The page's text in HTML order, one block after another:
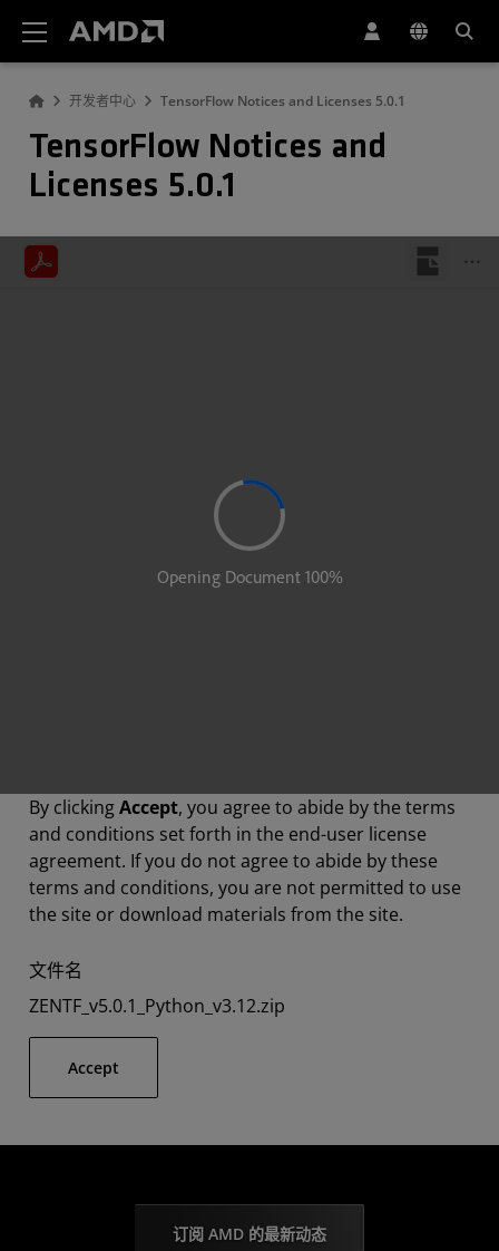
开发者中心 TensorFlow Notices and Licenses 5.0.1
TensorFlow Notices and
Licenses 5.0.1
By clickingAccept, you agree to abide by the terms
and conditions set forth in the end-user license
agreement. If you do not agree to abide by these
terms and conditions, you are not permitted to use
the site or download materials from the site.
文件名
ZENTF_v5.0.1_Python_v3.12.zip
Accept
订阅 AMD 的最新动态